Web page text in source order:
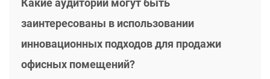
заинтересованы в использовании
инновационных подходов для продажи
офисных помещений?